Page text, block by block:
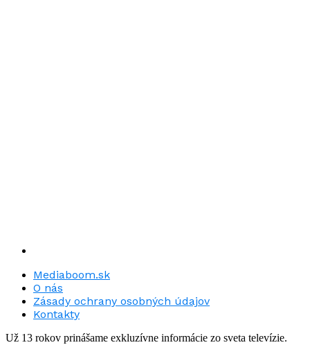
Mediaboom.sk
O nás
Zásady ochrany osobných údajov
Kontakty
Už 13 rokov prinášame exkluzívne informácie zo sveta televízie.